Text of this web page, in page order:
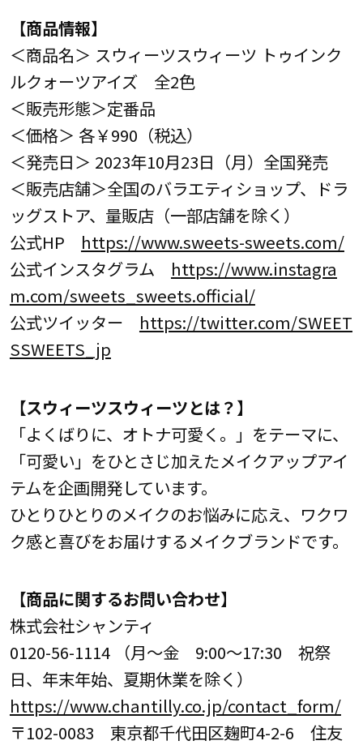
【商品情報】
＜商品名＞ スウィーツスウィーツ トゥインク
ルクォーツアイズ 全2色
＜販売形態＞定番品
＜価格＞ 各￥990（税込）
＜発売日＞ 2023年10月23日（月）全国発売
＜販売店舗＞全国のバラエティショップ、ドラ
ッグストア、量販店（一部店舗を除く）
公式HP https://www.sweets-sweets.com/
公式インスタグラム https://www.instagra
m.com/sweets_sweets.official/
公式ツイッター https://twitter.com/SWEET
SSWEETS_jp
【スウィーツスウィーツとは？】
「よくばりに、オトナ可愛く。」をテーマに、
「可愛い」をひとさじ加えたメイクアップアイ
テムを企画開発しています。
ひとりひとりのメイクのお悩みに応え、ワクワ
ク感と喜びをお届けするメイクブランドです。
【商品に関するお問い合わせ】
株式会社シャンティ
0120-56-1114 （月～金 9:00～17:30 祝祭
日、年末年始、夏期休業を除く）
https://www.chantilly.co.jp/contact_form/
〒102-0083 東京都千代田区麹町4-2-6 住友